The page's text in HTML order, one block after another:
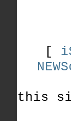
[
this